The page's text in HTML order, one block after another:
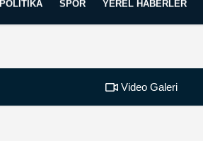
POLITIKA SPOR YEREL HABERLER
Video Galeri